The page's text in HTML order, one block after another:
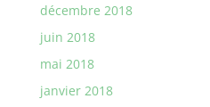
décembre 2018
juin 2018
mai 2018
janvier 2018